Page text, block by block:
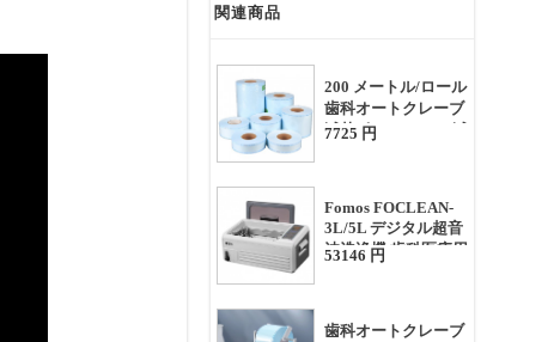
関連商品
200 メートル/ロール
歯科オートクレーブ
滅菌ポーチロール 滅
7725 円
Fomos FOCLEAN-
3L/5L デジタル超音
波洗浄機 歯科医療用
53146 円
歯科オートクレーブ